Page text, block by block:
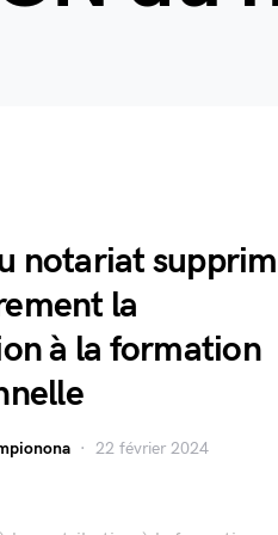
notariat
la
à la formation
22 février 2024